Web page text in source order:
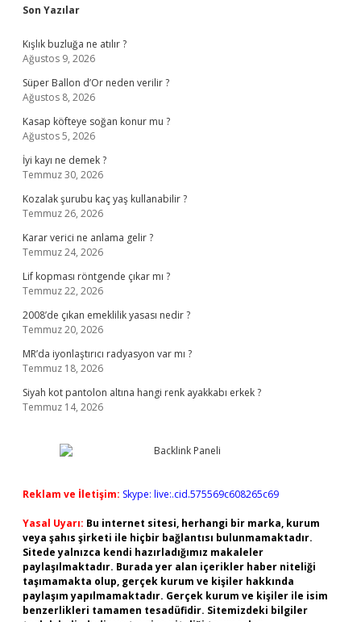
Sidebar
Son Yazılar
Kışlık buzluğa ne atılır ?
Ağustos 9, 2026
Süper Ballon d’Or neden verilir ?
Ağustos 8, 2026
Kasap köfteye soğan konur mu ?
Ağustos 5, 2026
İyi kayı ne demek ?
Temmuz 30, 2026
Kozalak şurubu kaç yaş kullanabilir ?
Temmuz 26, 2026
Karar verici ne anlama gelir ?
Temmuz 24, 2026
Lif kopması röntgende çıkar mı ?
Temmuz 22, 2026
2008’de çıkan emeklilik yasası nedir ?
Temmuz 20, 2026
MR’da iyonlaştırıcı radyasyon var mı ?
Temmuz 18, 2026
Siyah kot pantolon altına hangi renk ayakkabı erkek ?
Temmuz 14, 2026
Reklam ve İletişim: Skype: live:.cid.575569c608265c69
Yasal Uyarı: Bu internet sitesi, herhangi bir marka, kurum
veya şahıs şirketi ile hiçbir bağlantısı bulunmamaktadır.
Sitede yalnızca kendi hazırladığımız makaleler
paylaşılmaktadır. Burada yer alan içerikler haber niteliği
taşımamakta olup, gerçek kurum ve kişiler hakkında
paylaşım yapılmamaktadır. Gerçek kurum ve kişiler ile isim
benzerlikleri tamamen tesadüfidir. Sitemizdeki bilgiler